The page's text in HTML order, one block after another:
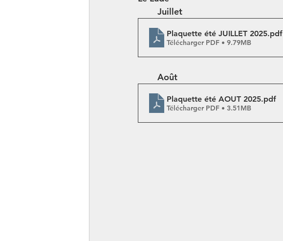
	Juillet
Plaquette été JUILLET 2025.pdf
Télécharger PDF • 9.79MB
	Août
Plaquette été AOUT 2025.pdf
Télécharger PDF • 3.51MB